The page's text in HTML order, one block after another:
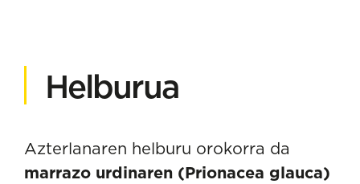
Helburua
Azterlanaren helburu orokorra da
marrazo urdinaren (Prionacea glauca)